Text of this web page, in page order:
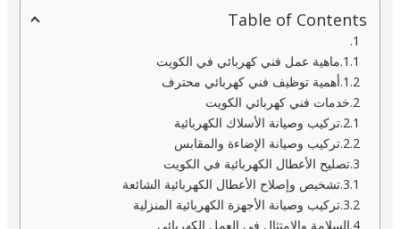
Table of Contents
ماهية عمل فني كهربائي في الكويت
أهمية توظيف فني كهربائي محترف
خدمات فني كهربائي الكويت
تركيب وصيانة الأسلاك الكهربائية
تركيب وصيانة الإضاءة والمقابس
تصليح الأعطال الكهربائية في الكويت
تشخيص وإصلاح الأعطال الكهربائية الشائعة
تركيب وصيانة الأجهزة الكهربائية المنزلية
السلامة والامتثال في العمل الكهربائي